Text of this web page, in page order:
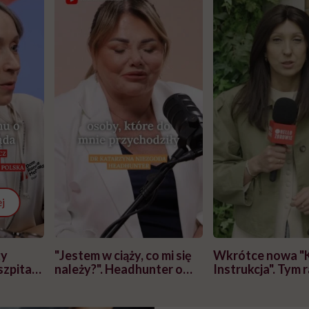
"Jestem w ciąży, co mi się
należy?". Headhunter o
Wkrótce nowa
Instrukcja". Tym